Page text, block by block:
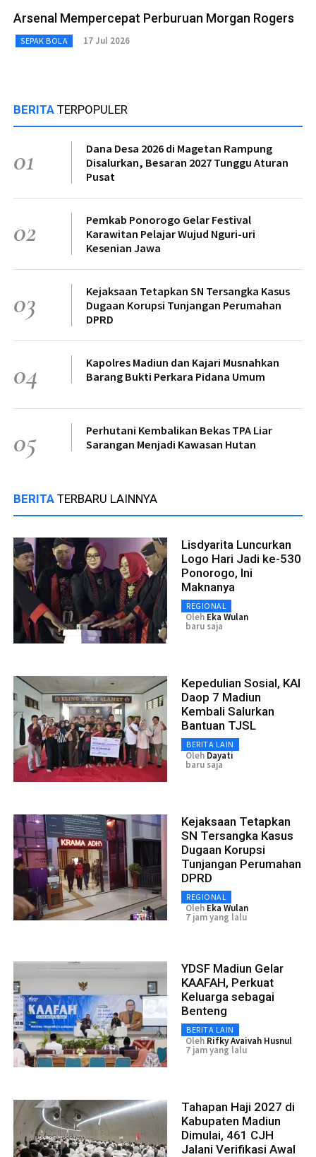
Arsenal Mempercepat Perburuan Morgan Rogers
SEPAK BOLA 17 Jul 2026
BERITA TERPOPULER
01
Dana Desa 2026 di Magetan Rampung
Disalurkan, Besaran 2027 Tunggu Aturan
Pusat
02
Pemkab Ponorogo Gelar Festival
Karawitan Pelajar Wujud Nguri-uri
Kesenian Jawa
03
Kejaksaan Tetapkan SN Tersangka Kasus
Dugaan Korupsi Tunjangan Perumahan
DPRD
04
Kapolres Madiun dan Kajari Musnahkan
Barang Bukti Perkara Pidana Umum
05
Perhutani Kembalikan Bekas TPA Liar
Sarangan Menjadi Kawasan Hutan
BERITA TERBARU LAINNYA
Lisdyarita Luncurkan
Logo Hari Jadi ke-530
Ponorogo, Ini
Maknanya
REGIONAL
Oleh Eka Wulan
baru saja
Kepedulian Sosial, KAI
Daop 7 Madiun
Kembali Salurkan
Bantuan TJSL
BERITA LAIN
Oleh Dayati
baru saja
Kejaksaan Tetapkan
SN Tersangka Kasus
Dugaan Korupsi
Tunjangan Perumahan
DPRD
REGIONAL
Oleh Eka Wulan
7 jam yang lalu
YDSF Madiun Gelar
KAAFAH, Perkuat
Keluarga sebagai
Benteng
BERITA LAIN
Oleh Rifky Avaivah Husnul
7 jam yang lalu
Tahapan Haji 2027 di
Kabupaten Madiun
Dimulai, 461 CJH
Jalani Verifikasi Awal